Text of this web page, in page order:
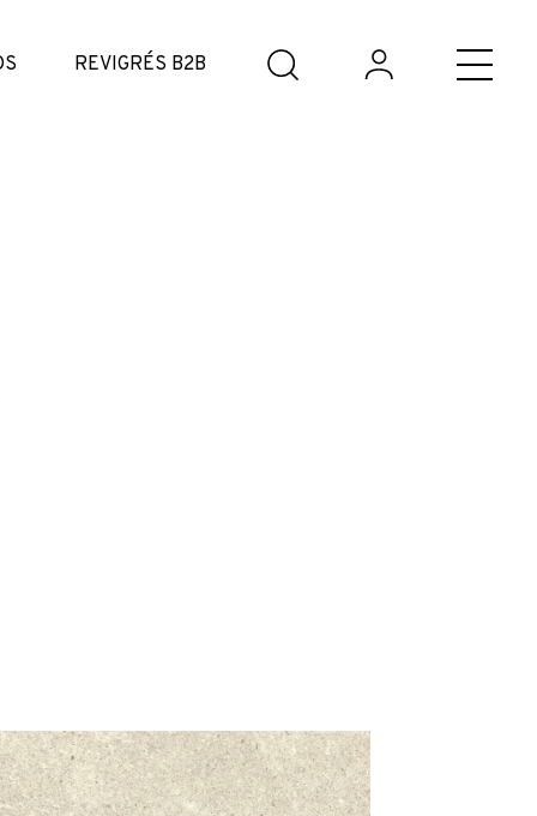
REVIGRÉS B2B